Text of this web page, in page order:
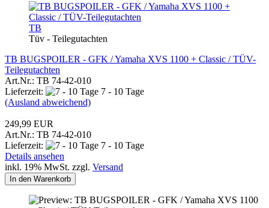
TB
Tüv - Teilegutachten
TB BUGSPOILER - GFK / Yamaha XVS 1100 + Classic / TÜV-
Teilegutachten
Art.Nr.: TB 74-42-010
Lieferzeit:
7 - 10 Tage
(Ausland abweichend)
249,99 EUR
Art.Nr.: TB 74-42-010
Lieferzeit:
7 - 10 Tage
Details ansehen
inkl. 19% MwSt. zzgl. Versand
In den Warenkorb